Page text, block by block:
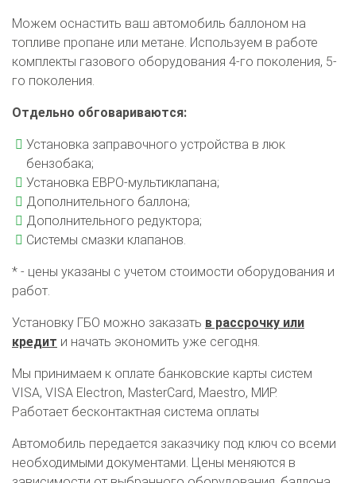
О автосервисе
Отзывы клиентов
Можем оснастить ваш автомобиль баллоном на
топливе пропане или метане. Используем в работе
комплекты газового оборудования 4-го поколения, 5-
го поколения.
Отдельно обговариваются:
Установка заправочного устройства в люк
бензобака;
Установка ЕВРО-мультиклапана;
Дополнительного баллона;
Дополнительного редуктора;
Системы смазки клапанов.
* - цены указаны с учетом стоимости оборудования и
работ.
Установку ГБО можно заказать в рассрочку или
кредит и начать экономить уже сегодня.
Мы принимаем к оплате банковские карты систем
VISA, VISA Electron, MasterCard, Maestro, МИР.
Работает бесконтактная система оплаты
Автомобиль передается заказчику под ключ со всеми
необходимыми документами. Цены меняются в